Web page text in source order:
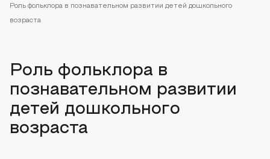
Роль фольклора в познавательном развитии детей дошкольного
возраста
Роль фольклора в
познавательном развитии
детей дошкольного
возраста